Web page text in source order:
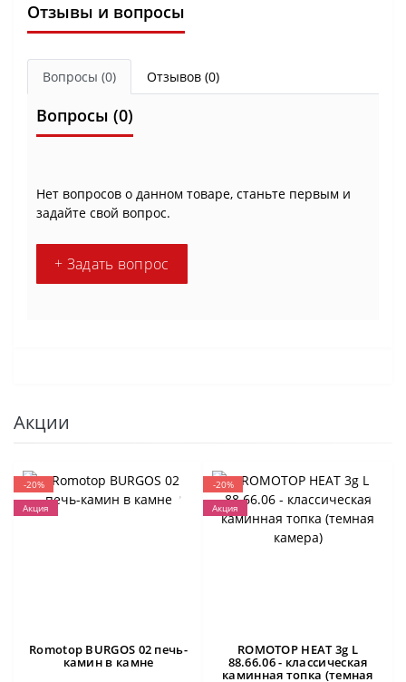
Отзывы и вопросы
Вопросы (0) Отзывов (0)
Вопросы (0)
Нет вопросов о данном товаре, станьте первым и
задайте свой вопрос.
+ Задать вопрос
Акции
-20%
Акция
Romotop BURGOS 02 печь-
камин в камне
-20%
Акция
ROMOTOP HEAT 3g L
88.66.06 - классическая
каминная топка (темная